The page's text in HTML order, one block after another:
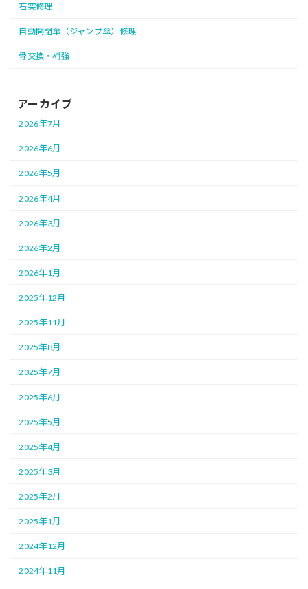
石突修理
自動開閉傘（ジャンプ傘）修理
骨交換・補強
アーカイブ
2026年7月
2026年6月
2026年5月
2026年4月
2026年3月
2026年2月
2026年1月
2025年12月
2025年11月
2025年8月
2025年7月
2025年6月
2025年5月
2025年4月
2025年3月
2025年2月
2025年1月
2024年12月
2024年11月